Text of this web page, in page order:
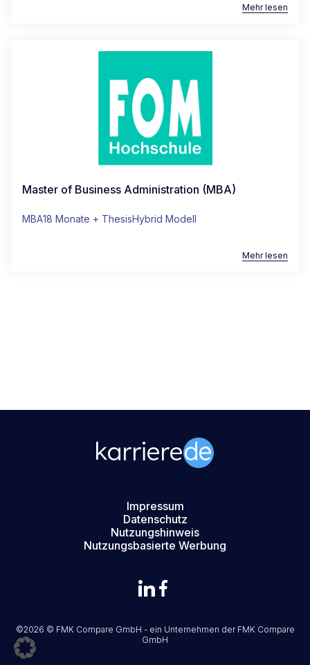
Mehr lesen
Master of Business Administration (MBA)
MBA18 Monate + ThesisHybrid Modell
Mehr lesen
Impressum
Datenschutz
Nutzungshinweis
Nutzungsbasierte Werbung
©2026 © FMK Compare GmbH - ein Unternehmen der FMK Compare
GmbH